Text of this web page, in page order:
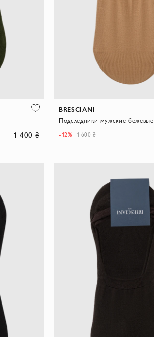
1 400 ₴
BRESCIANI
Подследники мужские бежевые
-12% 1 600 ₴